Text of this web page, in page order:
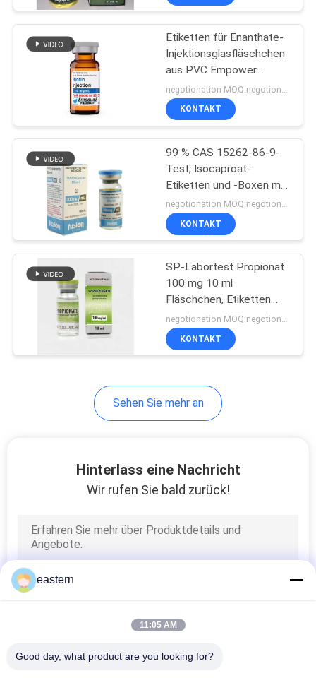
Kasten des
pharmazeutischen
Verpackens
Medizin-Flaschen-
Aufkleber
Medizin-Flaschen-
kleine Glasphiolen
Etiketten für Enanthate-
Injektionsglasfläschchen
aus PVC Empower
Pharmacy
KONTAKT
99 % CAS 15262-86-9-
Test, Isocaproat-
Etiketten und -Boxen mit
Pulver
negotionation MOQ:negotionation
KONTAKT
SP-Labortest Propionat
100 mg 10 ml
Fläschchen, Etiketten
und Schachteln
negotionation MOQ:negotionation
KONTAKT
Sehen Sie mehr an
Hinterlass eine Nachricht
Wir rufen Sie bald zurück!
eastern
11:05 AM
Good day, what product are you looking for?